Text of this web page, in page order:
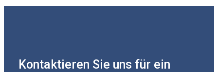
Kontaktieren Sie uns für ein